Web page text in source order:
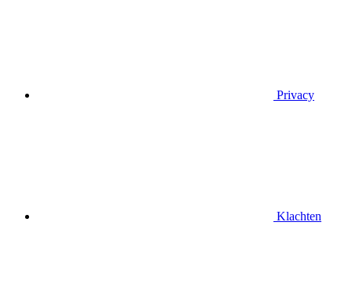
Privacy
Klachten